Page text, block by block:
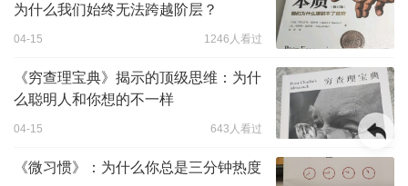
为什么我们始终无法跨越阶层？
04-15 1246人看过
《穷查理宝典》揭示的顶级思维：为什
么聪明人和你想的不一样
04-15 643人看过
《微习惯》：为什么你总是三分钟热度